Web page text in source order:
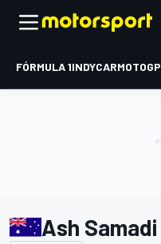
FÓRMULA 1INDYCARMOTOGP
Ash Samadi